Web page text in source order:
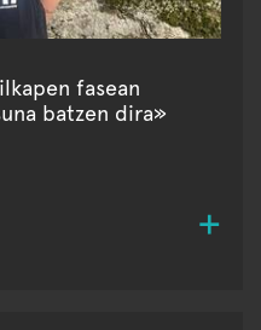
fasean
batzen dira»